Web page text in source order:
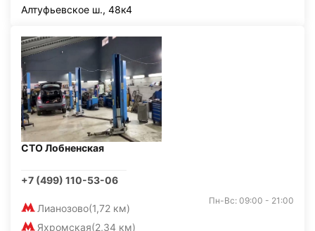
Алтуфьевское ш., 48к4
СТО Лобненская
+7 (499) 110-53-06
Лианозово(1,72 км)
Яхромская(2,34 км)
Пн-Вс: 09:00 - 21:00